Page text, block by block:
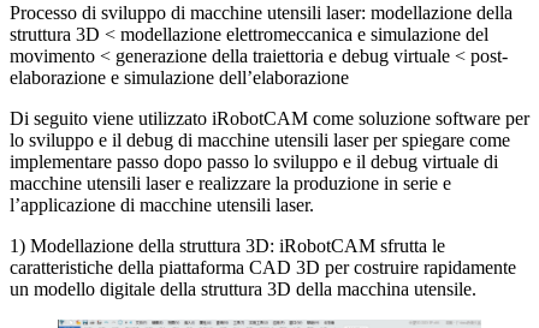
Processo di sviluppo di macchine utensili laser: modellazione della
struttura 3D < modellazione elettromeccanica e simulazione del
movimento < generazione della traiettoria e debug virtuale < post-
elaborazione e simulazione dell’elaborazione
Di seguito viene utilizzato iRobotCAM come soluzione software per
lo sviluppo e il debug di macchine utensili laser per spiegare come
implementare passo dopo passo lo sviluppo e il debug virtuale di
macchine utensili laser e realizzare la produzione in serie e
l’applicazione di macchine utensili laser.
1) Modellazione della struttura 3D: iRobotCAM sfrutta le
caratteristiche della piattaforma CAD 3D per costruire rapidamente
un modello digitale della struttura 3D della macchina utensile.